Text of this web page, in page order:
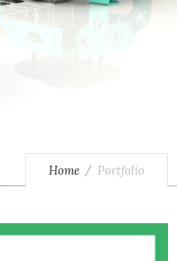
Home Portfolio